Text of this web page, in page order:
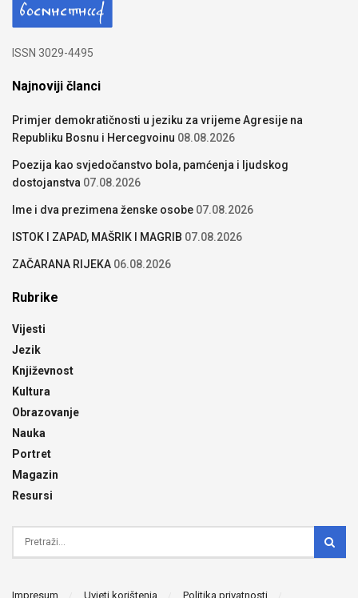
ISSN 3029-4495
Najnoviji članci
Primjer demokratičnosti u jeziku za vrijeme Agresije na
Republiku Bosnu i Hercegvoinu 08.08.2026
Poezija kao svjedočanstvo bola, pamćenja i ljudskog
dostojanstva 07.08.2026
Ime i dva prezimena ženske osobe 07.08.2026
ISTOK I ZAPAD, MAŠRIK I MAGRIB 07.08.2026
ZAČARANA RIJEKA 06.08.2026
Rubrike
Vijesti
Jezik
Književnost
Kultura
Obrazovanje
Nauka
Portret
Magazin
Resursi
Impresum Uvjeti korištenja Politika privatnosti